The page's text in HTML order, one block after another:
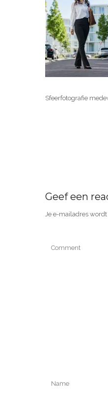
Sfeerfotografie
Geef een
Je e-mailadres